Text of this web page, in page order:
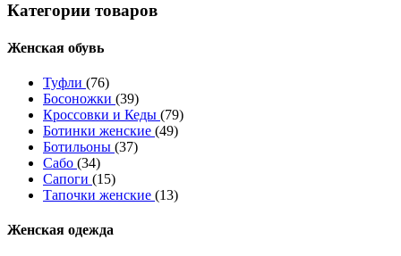
Категории товаров
Женcкая обувь
Туфли (76)
Босоножки (39)
Кроссовки и Кеды (79)
Ботинки женские (49)
Ботильоны (37)
Сабо (34)
Сапоги (15)
Тапочки женские (13)
Женская одежда